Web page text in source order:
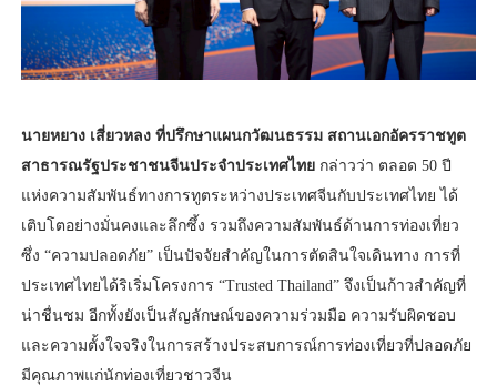
นายหยาง เสี่ยวหลง ที่ปรึกษาแผนกวัฒนธรรม สถานเอกอัครราชทูต
สาธารณรัฐประชาชนจีนประจำประเทศไทย กล่าวว่า ตลอด 50 ปี
แห่งความสัมพันธ์ทางการทูตระหว่างประเทศจีนกับประเทศไทย ได้
เติบโตอย่างมั่นคงและลึกซึ้ง รวมถึงความสัมพันธ์ด้านการท่องเที่ยว
ซึ่ง “ความปลอดภัย” เป็นปัจจัยสำคัญในการตัดสินใจเดินทาง การที่
ประเทศไทยได้ริเริ่มโครงการ “Trusted Thailand” จึงเป็นก้าวสำคัญที่
น่าชื่นชม อีกทั้งยังเป็นสัญลักษณ์ของความร่วมมือ ความรับผิดชอบ
และความตั้งใจจริงในการสร้างประสบการณ์การท่องเที่ยวที่ปลอดภัย
มีคุณภาพแก่นักท่องเที่ยวชาวจีน